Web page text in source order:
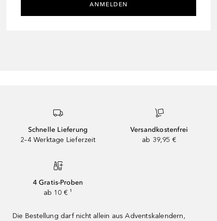
ANMELDEN
Schnelle Lieferung
2–4 Werktage Lieferzeit
Versandkostenfrei
ab 39,95 €
4 Gratis-Proben
ab 10 € ¹
Die Bestellung darf nicht allein aus Adventskalendern,